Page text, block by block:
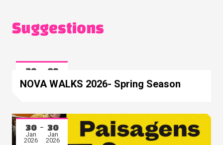
Suggestions
28
2026
08
2026
NOVA WALKS 2026- Spring Season
30
Jan
2026
30
Jan
2026